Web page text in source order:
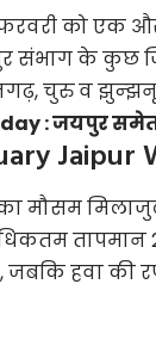
को एक और
के कुछ
चुरु व झुन्झनू
: जयपुर
Jaipur
मौसम
तापमान
जबकि हवा की